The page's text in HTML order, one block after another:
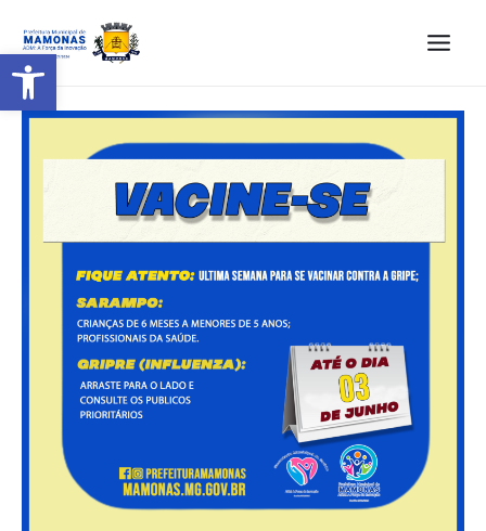
Barra de Ferramentas Aberta